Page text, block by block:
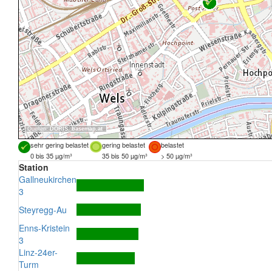
Quellen: DORIS, basemap.at
sehr gering belastet gering belastet
belastet
0 bis 35 µg/m³
35 bis 50 µg/m³ > 50 µg/m³
Station
Gallneukirchen
3
Steyregg-Au
Enns-Kristein
3
Linz-24er-
Turm